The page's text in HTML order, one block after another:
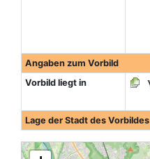
Angaben zum Vorbild
Vorbild liegt in
Lage der Stadt des Vorbildes